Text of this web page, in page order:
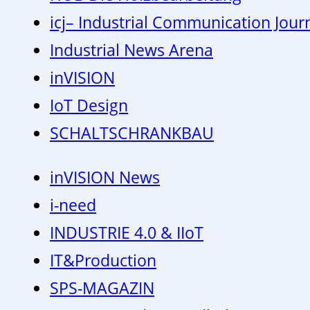
icj– Industrial Communication
Industrial News Arena
inVISION
IoT Design
SCHALTSCHRANKBAU
inVISION News
i-need
INDUSTRIE 4.0 & IIoT
IT&Production
SPS-MAGAZIN